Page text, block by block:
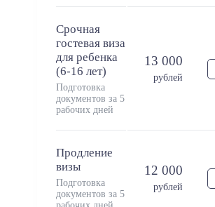
Срочная
гостевая виза
для ребенка
(6-16 лет)
Подготовка
документов за 5
рабочих дней
13 000
рублей
Продление
визы
Подготовка
документов за 5
12 000
рублей